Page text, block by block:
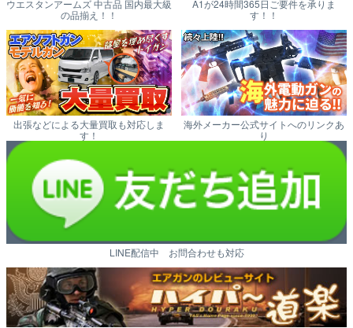
ウエスタンアームズ 中古品 国内最大級
の品揃え！！
A1が24時間365日ご要件を承りま
す！！
出張などによる大量買取も対応しま
す！
海外メーカー公式サイトへのリンクあ
り
LINE配信中 お問合わせも対応